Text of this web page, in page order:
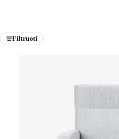
Filtruoti